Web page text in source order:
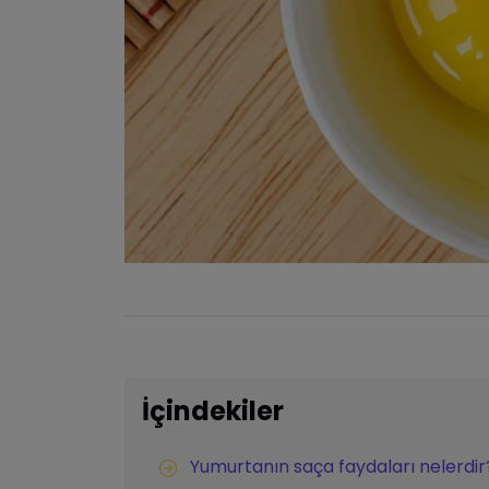
İçindekiler
Yumurtanın saça faydaları